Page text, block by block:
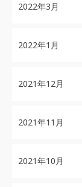
2022年3月
2022年1月
2021年12月
2021年11月
2021年10月